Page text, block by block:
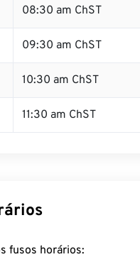
08:30 am ChST
09:30 am ChST
10:30 am ChST
11:30 am ChST
fusos horários: